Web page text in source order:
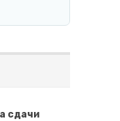
сдачи